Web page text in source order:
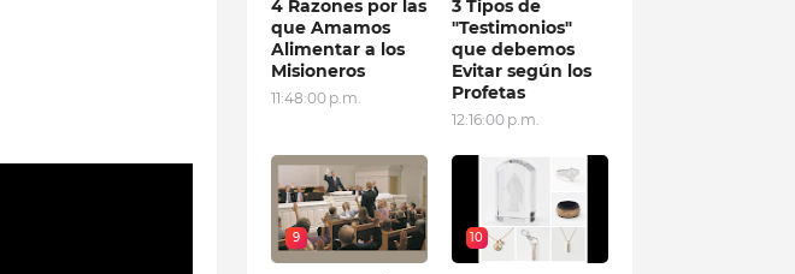
4 Razones por las
que Amamos
Alimentar a los
Misioneros
11:48:00 p.m.
3 Tipos de
"Testimonios"
que debemos
Evitar según los
Profetas
12:16:00 p.m.
9 10